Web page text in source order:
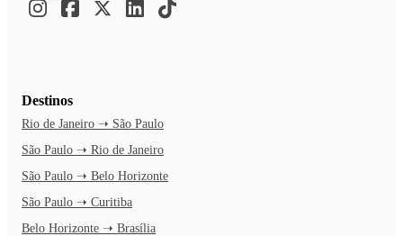
Destinos
Rio de Janeiro ➝ São Paulo
São Paulo ➝ Rio de Janeiro
São Paulo ➝ Belo Horizonte
São Paulo ➝ Curitiba
Belo Horizonte ➝ Brasília